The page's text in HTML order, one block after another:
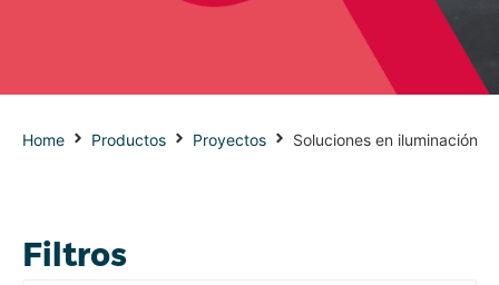
energéticamente eficientes de acuerdo a las
necesidades de nuestros clientes.
Home Productos Proyectos Soluciones en iluminación
Filtros